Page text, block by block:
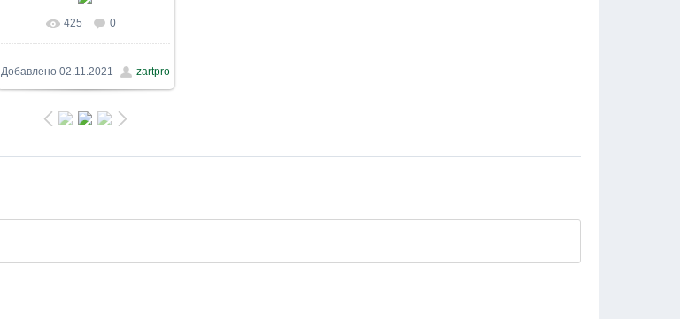
В реальном размере
1600x900 / 191.0Kb
425 0
Добавлено 02.11.2021 zartpro